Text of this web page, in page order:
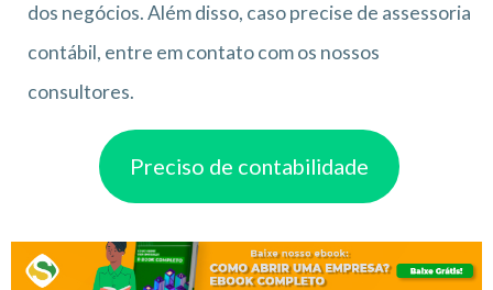
dos negócios. Além disso, caso precise de assessoria
contábil, entre em contato com os nossos
consultores.
Preciso de contabilidade